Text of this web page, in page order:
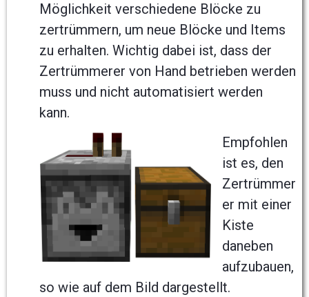
Möglichkeit verschiedene Blöcke zu
zertrümmern, um neue Blöcke und Items
zu erhalten. Wichtig dabei ist, dass der
Zertrümmerer von Hand betrieben werden
muss und nicht automatisiert werden
kann.
Empfohlen
ist es, den
Zertrümmer
er mit einer
Kiste
daneben
aufzubauen,
so wie auf dem Bild dargestellt.